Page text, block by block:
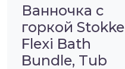
Ванночка с
горкой Stokke
Flexi Bath
Bundle, Tub